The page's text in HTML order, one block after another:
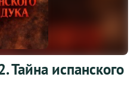
Тайна испанского